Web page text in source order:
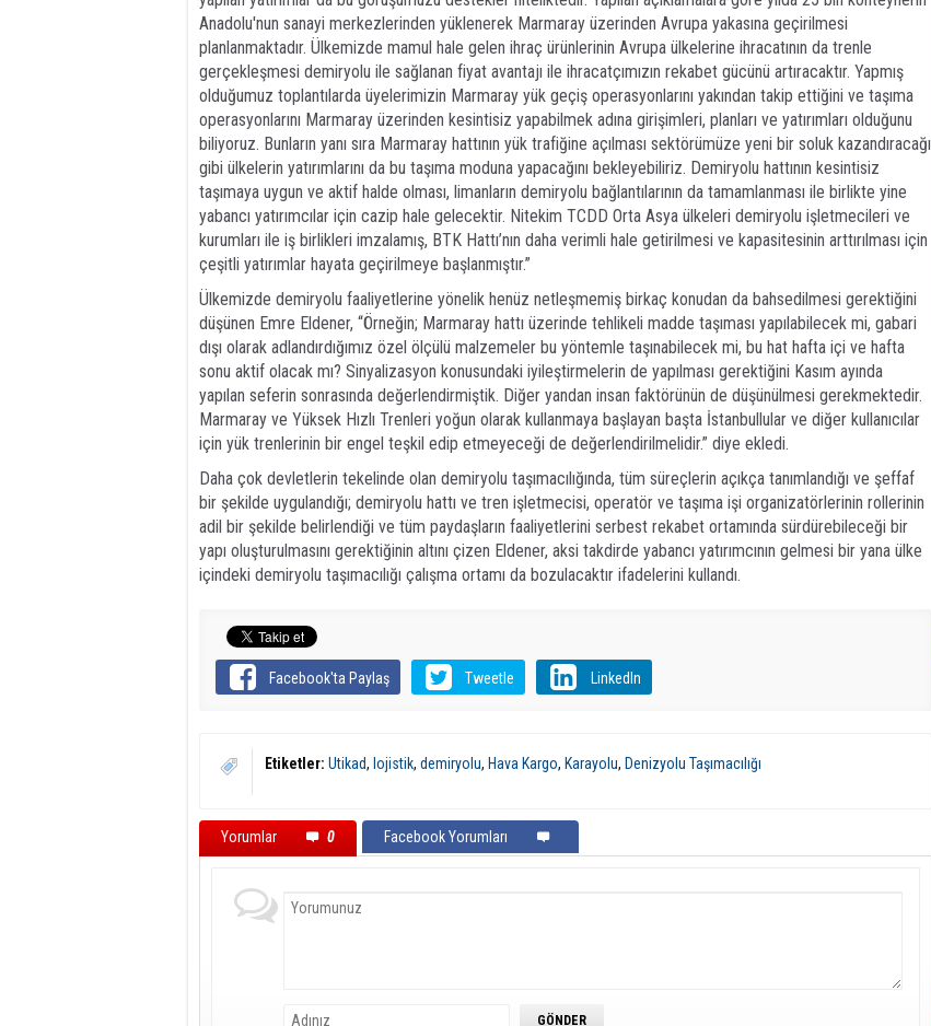
Anadolu'nun sanayi merkezlerinden yüklenerek Marmaray üzerinden Avrupa yakasına geçirilmesi
planlanmaktadır. Ülkemizde mamul hale gelen ihraç ürünlerinin Avrupa ülkelerine ihracatının da trenle
gerçekleşmesi demiryolu ile sağlanan fiyat avantajı ile ihracatçımızın rekabet gücünü artıracaktır. Yapmış
olduğumuz toplantılarda üyelerimizin Marmaray yük geçiş operasyonlarını yakından takip ettiğini ve taşıma
operasyonlarını Marmaray üzerinden kesintisiz yapabilmek adına girişimleri, planları ve yatırımları olduğunu
biliyoruz. Bunların yanı sıra Marmaray hattının yük trafiğine açılması sektörümüze yeni bir soluk kazandıracağı
gibi ülkelerin yatırımlarını da bu taşıma moduna yapacağını bekleyebiliriz. Demiryolu hattının kesintisiz
taşımaya uygun ve aktif halde olması, limanların demiryolu bağlantılarının da tamamlanması ile birlikte yine
yabancı yatırımcılar için cazip hale gelecektir. Nitekim TCDD Orta Asya ülkeleri demiryolu işletmecileri ve
kurumları ile iş birlikleri imzalamış, BTK Hattı’nın daha verimli hale getirilmesi ve kapasitesinin arttırılması için
çeşitli yatırımlar hayata geçirilmeye başlanmıştır.”
Ülkemizde demiryolu faaliyetlerine yönelik henüz netleşmemiş birkaç konudan da bahsedilmesi gerektiğini
düşünen Emre Eldener, “Örneğin; Marmaray hattı üzerinde tehlikeli madde taşıması yapılabilecek mi, gabari
dışı olarak adlandırdığımız özel ölçülü malzemeler bu yöntemle taşınabilecek mi, bu hat hafta içi ve hafta
sonu aktif olacak mı? Sinyalizasyon konusundaki iyileştirmelerin de yapılması gerektiğini Kasım ayında
yapılan seferin sonrasında değerlendirmiştik. Diğer yandan insan faktörünün de düşünülmesi gerekmektedir.
Marmaray ve Yüksek Hızlı Trenleri yoğun olarak kullanmaya başlayan başta İstanbullular ve diğer kullanıcılar
için yük trenlerinin bir engel teşkil edip etmeyeceği de değerlendirilmelidir.” diye ekledi.
Daha çok devletlerin tekelinde olan demiryolu taşımacılığında, tüm süreçlerin açıkça tanımlandığı ve şeffaf
bir şekilde uygulandığı; demiryolu hattı ve tren işletmecisi, operatör ve taşıma işi organizatörlerinin rollerinin
adil bir şekilde belirlendiği ve tüm paydaşların faaliyetlerini serbest rekabet ortamında sürdürebileceği bir
yapı oluşturulmasını gerektiğinin altını çizen Eldener, aksi takdirde yabancı yatırımcının gelmesi bir yana ülke
içindeki demiryolu taşımacılığı çalışma ortamı da bozulacaktır ifadelerini kullandı.
Facebook'ta Paylaş Tweetle LinkedIn
Etiketler: Utikad, lojistik, demiryolu, Hava Kargo, Karayolu, Denizyolu Taşımacılığı
Yorumlar 0 Facebook Yorumları